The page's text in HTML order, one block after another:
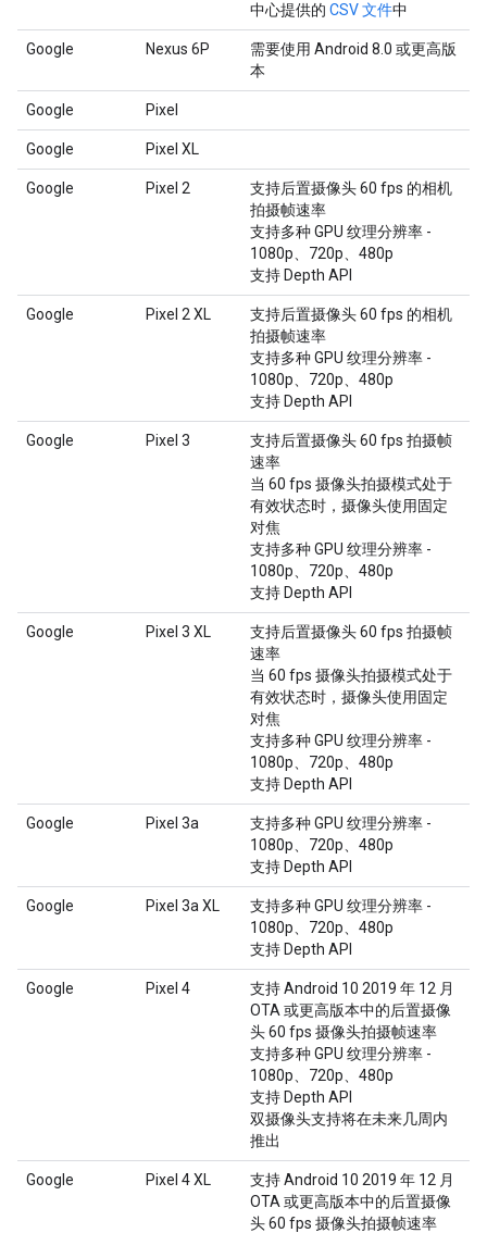
中心提供的 CSV 文件中
Google Nexus 6P
需要使用 Android 8.0 或更高版
本
Google Pixel
Google Pixel XL
Google Pixel 2
支持后置摄像头 60 fps 的相机
拍摄帧速率
支持多种 GPU 纹理分辨率 -
1080p、720p、480p
支持 Depth API
Google Pixel 2 XL
支持后置摄像头 60 fps 的相机
拍摄帧速率
支持多种 GPU 纹理分辨率 -
1080p、720p、480p
支持 Depth API
Google Pixel 3
支持后置摄像头 60 fps 拍摄帧
速率
当 60 fps 摄像头拍摄模式处于
有效状态时，摄像头使用固定
对焦
支持多种 GPU 纹理分辨率 -
1080p、720p、480p
支持 Depth API
Google Pixel 3 XL
支持后置摄像头 60 fps 拍摄帧
速率
当 60 fps 摄像头拍摄模式处于
有效状态时，摄像头使用固定
对焦
支持多种 GPU 纹理分辨率 -
1080p、720p、480p
支持 Depth API
Google Pixel 3a
支持多种 GPU 纹理分辨率 -
1080p、720p、480p
支持 Depth API
Google Pixel 3a XL
支持多种 GPU 纹理分辨率 -
1080p、720p、480p
支持 Depth API
Google Pixel 4
支持 Android 10 2019 年 12 月
OTA 或更高版本中的后置摄像
头 60 fps 摄像头拍摄帧速率
支持多种 GPU 纹理分辨率 -
1080p、720p、480p
支持 Depth API
双摄像头支持将在未来几周内
推出
Google Pixel 4 XL
支持 Android 10 2019 年 12 月
OTA 或更高版本中的后置摄像
头 60 fps 摄像头拍摄帧速率